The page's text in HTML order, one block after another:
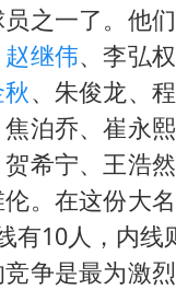
之一了。他
赵继伟、李弘
、朱俊龙、
泊乔、崔永
希宁、王浩
。在这份大
有10人，内线
争是最为激